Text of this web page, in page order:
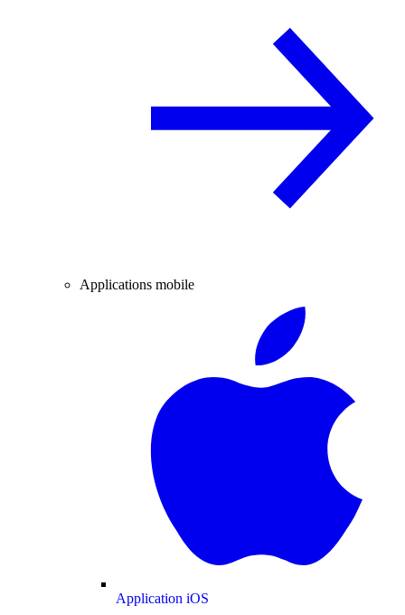
Applications mobile
Application iOS